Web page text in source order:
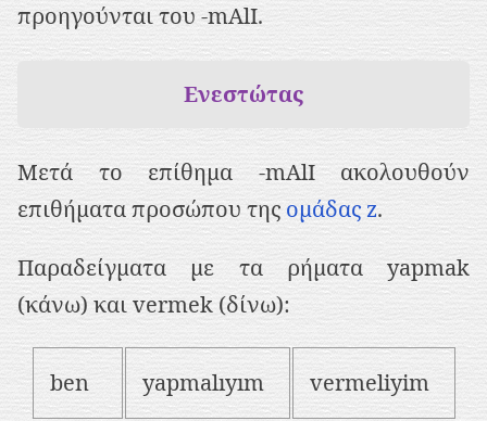
προηγούνται του -mΑlΙ.
Ενεστώτας
Μετά το επίθημα -mΑlΙ ακολουθούν
επιθήματα προσώπου της ομάδας z.
Παραδείγματα με τα ρήματα yapmak
(κάνω) και vermek (δίνω):
ben yapmalıyım vermeliyim